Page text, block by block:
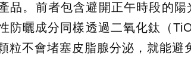
品。前者包含避開正午時段的
防曬成分同樣透過二氧化鈦（
粒不會堵塞皮脂腺分泌，就能避